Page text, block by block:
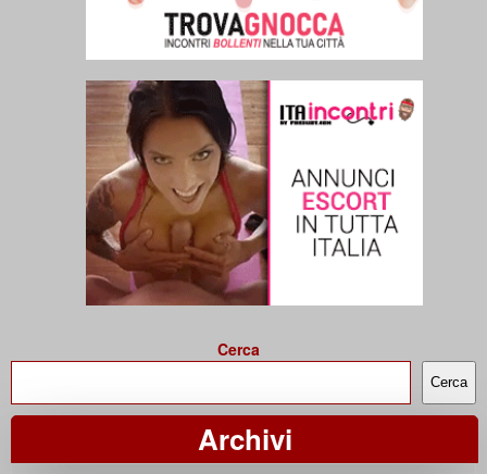
Cerca
Cerca
Archivi